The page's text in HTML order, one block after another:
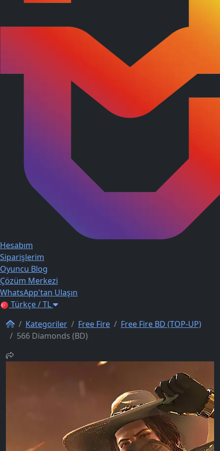
Hesabım
Siparişlerim
Oyuncu Blog
Çözüm Merkezi
WhatsApp'tan Ulaşın
Türkçe / TL
Kategoriler
Free Fire
Free Fire BD (TOP-UP)
566 Diamonds (BD)